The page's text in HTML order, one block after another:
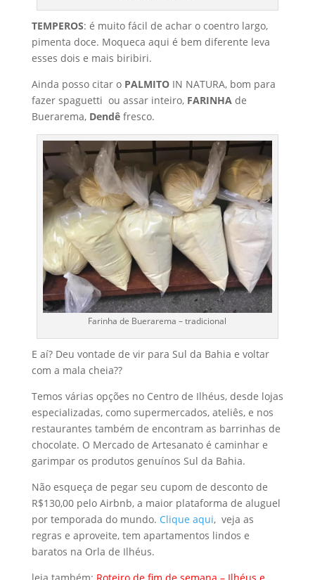
TEMPEROS: é muito fácil de achar o coentro largo,
pimenta doce. Moqueca aqui é bem diferente leva
esses dois e mais biribiri.
Ainda posso citar o PALMITOIN NATURA, bom para
fazer spaguetti ou assar inteiro, FARINHAde
Buerarema, Dendêfresco.
Farinha de Buerarema – tradicional
E aí? Deu vontade de vir para Sul da Bahia e voltar
com a mala cheia??
Temos várias opções no Centro de Ilhéus, desde lojas
especializadas, como supermercados, ateliês, e nos
restaurantes também de encontram as barrinhas de
chocolate. O Mercado de Artesanato é caminhar e
garimpar os produtos genuínos Sul da Bahia.
Não esqueça de pegar seu cupom de desconto de
R$130,00 pelo Airbnb, a maior plataforma de aluguel
por temporada do mundo. Clique aqui, veja as
regras e aproveite, tem apartamentos lindos e
baratos na Orla de Ilhéus.